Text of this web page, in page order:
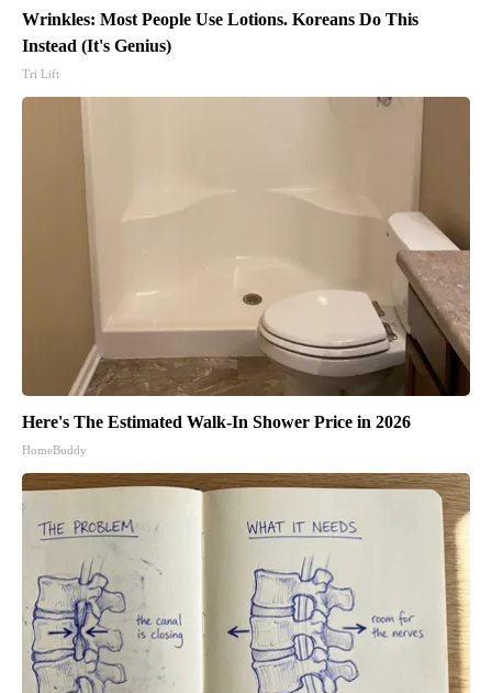
Wrinkles: Most People Use Lotions. Koreans Do This
Instead (It's Genius)
Tri Lift
Here's The Estimated Walk-In Shower Price in 2026
HomeBuddy